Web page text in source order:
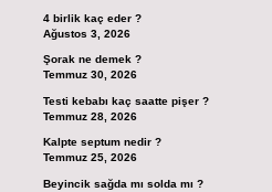
4 birlik kaç eder ?
Ağustos 3, 2026
Şorak ne demek ?
Temmuz 30, 2026
Testi kebabı kaç saatte pişer ?
Temmuz 28, 2026
Kalpte septum nedir ?
Temmuz 25, 2026
Beyincik sağda mı solda mı ?